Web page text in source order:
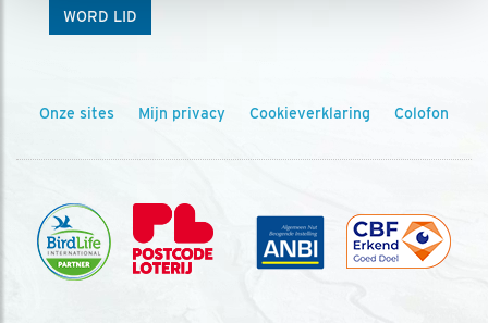
WORD LID
Onze sites Mijn privacy Cookieverklaring Colofon